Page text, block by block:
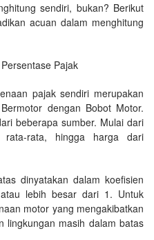
sendiri, bukan? Berikut
acuan dalam menghitung
Pajak
pajak sendiri merupakan
dengan Bobot Motor.
beberapa sumber. Mulai dari
rata, hingga harga dari
dinyatakan dalam koefisien
lebih besar dari 1. Untuk
motor yang mengakibatkan
lingkungan masih dalam batas